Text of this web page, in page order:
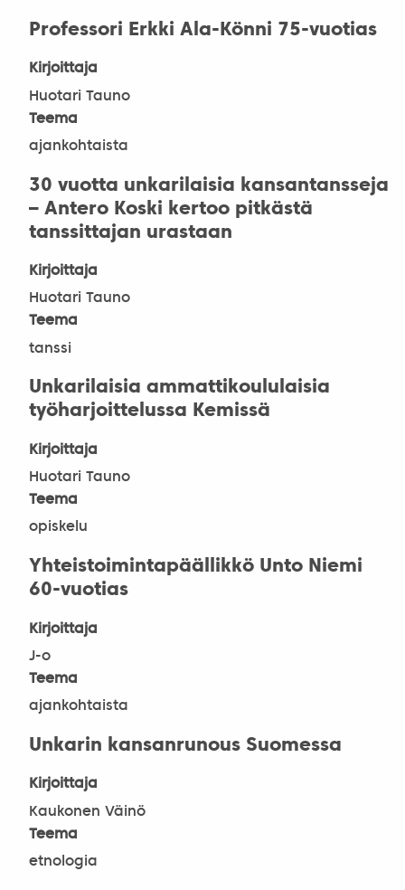
Professori Erkki Ala-Könni 75-vuotias
Kirjoittaja
Huotari Tauno
Teema
ajankohtaista
30 vuotta unkarilaisia kansantansseja
– Antero Koski kertoo pitkästä
tanssittajan urastaan
Kirjoittaja
Huotari Tauno
Teema
tanssi
Unkarilaisia ammattikoululaisia
työharjoittelussa Kemissä
Kirjoittaja
Huotari Tauno
Teema
opiskelu
Yhteistoimintapäällikkö Unto Niemi
60-vuotias
Kirjoittaja
J-o
Teema
ajankohtaista
Unkarin kansanrunous Suomessa
Kirjoittaja
Kaukonen Väinö
Teema
etnologia